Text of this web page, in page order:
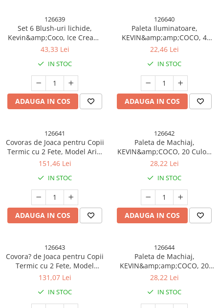
126639
Set 6 Blush-uri lichide,
Kevin&amp;Coco, Ice Cream,
19.1 x 15.1 x 3.4cm
43,33 Lei
IN STOC
ADAUGA IN COS
126640
Paleta Iluminatoare,
KEVIN&amp;amp;COCO, 4
Culori Stay Wild, 12.2 x 12.2 x
22,46 Lei
IN STOC
ADAUGA IN COS
126641
Covoras de Joaca pentru Copii
Termic cu 2 Fete, Model Arici
si Ursuleti, cu Spuma,
200cm x 180cm x 0.8cm
151,46 Lei
IN STOC
ADAUGA IN COS
126642
Paleta de Machiaj,
KEVIN&amp;COCO, 20 Culori
Pink Girl, Fard de Pleoape si
28,22 Lei
IN STOC
ADAUGA IN COS
126643
Covora? de Joaca pentru Copii
Termic cu 2 Fete, Model
Lumea Animalelor si Calatorie
Impermeabil, Antiderapant,
200x180 x 0.8 cm, Multicolor
131,07 Lei
IN STOC
126644
Paleta de Machiaj,
KEVIN&amp;amp;COCO, 20
Culori Blue Girl, Fard de
28,22 Lei
IN STOC